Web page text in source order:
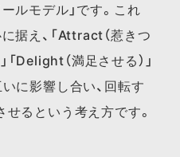
ルモデル」です。これ
据え、「Attract（惹きつ
「Delight（満足させる）」
に影響し合い、回転す
るという考え方です。